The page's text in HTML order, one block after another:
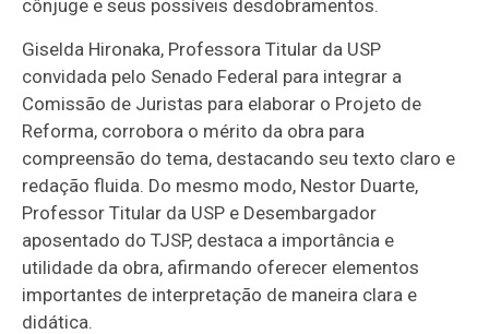
cônjuge e seus possíveis desdobramentos.
Giselda Hironaka, Professora Titular da USP
convidada pelo Senado Federal para integrar a
Comissão de Juristas para elaborar o Projeto de
Reforma, corrobora o mérito da obra para
compreensão do tema, destacando seu texto claro e
redação fluida. Do mesmo modo, Nestor Duarte,
Professor Titular da USP e Desembargador
aposentado do TJSP, destaca a importância e
utilidade da obra, afirmando oferecer elementos
importantes de interpretação de maneira clara e
didática.